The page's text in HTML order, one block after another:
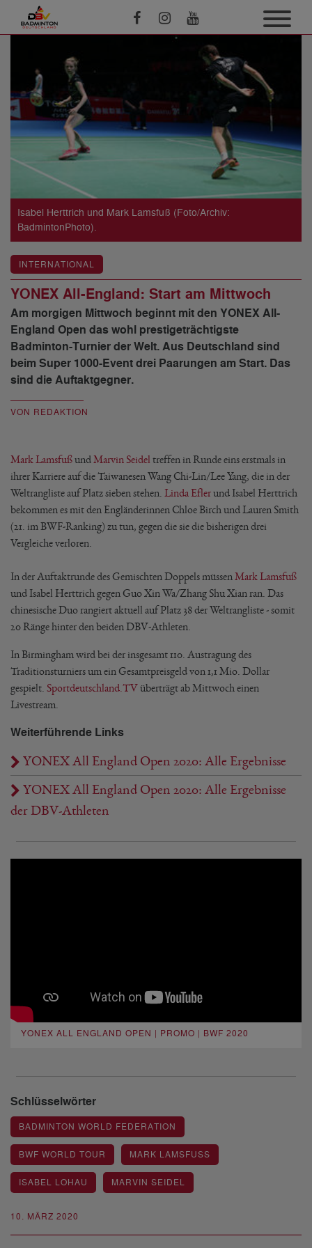
Isabel Herttrich und Mark Lamsfuß (Foto/Archiv:
BadmintonPhoto).
10. MÄRZ 2020
INTERNATIONAL
YONEX All-England: Start am Mittwoch
Am morgigen Mittwoch beginnt mit den YONEX All-
England Open das wohl prestigeträchtigste
Badminton-Turnier der Welt. Aus Deutschland sind
beim Super 1000-Event drei Paarungen am Start. Das
sind die Auftaktgegner.
VON REDAKTION
Mark LamsfußundMarvin Seidel treffen in Runde eins erstmals in
ihrer Karriere auf die Taiwanesen Wang Chi-Lin/Lee Yang, die in der
Weltrangliste auf Platz sieben stehen. Linda Eflerund Isabel Herttrich
bekommen es mit den Engländerinnen Chloe Birch und Lauren Smith
(21. im BWF-Ranking) zu tun, gegen die sie die bisherigen drei
Vergleiche verloren.
In der Auftaktrunde des Gemischten Doppels müssen Mark Lamsfuß
und Isabel Herttrich gegen Guo Xin Wa/Zhang Shu Xian ran. Das
chinesische Duo rangiert aktuell auf Platz 38 der Weltrangliste - somit
20 Ränge hinter den beiden DBV-Athleten.
In Birmingham wird bei der insgesamt 110. Austragung des
Traditionsturniers um ein Gesamtpreisgeld von 1,1 Mio. Dollar
gespielt. Sportdeutschland.TVüberträgt ab Mittwoch einen
Livestream.
Weiterführende Links
YONEX All England Open 2020: Alle Ergebnisse
YONEX All England Open 2020: Alle Ergebnisse
der DBV-Athleten
YONEX ALL ENGLAND OPEN | PROMO | BWF 2020
Schlüsselwörter
BADMINTON WORLD FEDERATION
BWF WORLD TOUR MARK LAMSFUSS
ISABEL LOHAU MARVIN SEIDEL